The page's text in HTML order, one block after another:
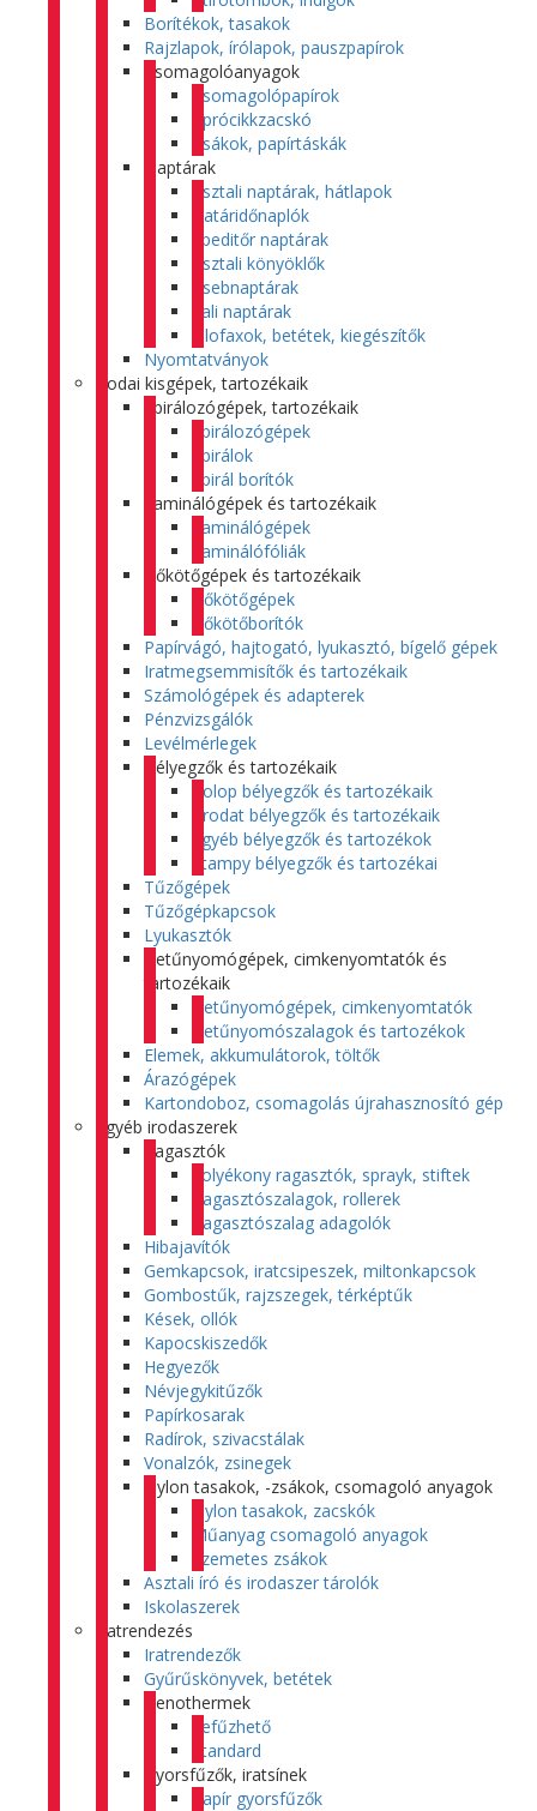
Borítékok, tasakok
Rajzlapok, írólapok, pauszpapírok
Csomagolóanyagok
Csomagolópapírok
Aprócikkzacskó
Zsákok, papírtáskák
Naptárak
Asztali naptárak, hátlapok
Határidőnaplók
Speditőr naptárak
Asztali könyöklők
Zsebnaptárak
Fali naptárak
Filofaxok, betétek, kiegészítők
Nyomtatványok
Irodai kisgépek, tartozékaik
Spirálozógépek, tartozékaik
Spirálozógépek
Spirálok
Spirál borítók
Laminálógépek és tartozékaik
Laminálógépek
Laminálófóliák
Hőkötőgépek és tartozékaik
Hőkötőgépek
Hőkötőborítók
Papírvágó, hajtogató, lyukasztó, bígelő gépek
Iratmegsemmisítők és tartozékaik
Számológépek és adapterek
Pénzvizsgálók
Levélmérlegek
Bélyegzők és tartozékaik
Colop bélyegzők és tartozékaik
Trodat bélyegzők és tartozékaik
Egyéb bélyegzők és tartozékok
Stampy bélyegzők és tartozékai
Tűzőgépek
Tűzőgépkapcsok
Lyukasztók
Betűnyomógépek, cimkenyomtatók és
tartozékaik
Betűnyomógépek, cimkenyomtatók
Betűnyomószalagok és tartozékok
Elemek, akkumulátorok, töltők
Árazógépek
Kartondoboz, csomagolás újrahasznosító gép
Egyéb irodaszerek
Ragasztók
Folyékony ragasztók, sprayk, stiftek
Ragasztószalagok, rollerek
Ragasztószalag adagolók
Hibajavítók
Gemkapcsok, iratcsipeszek, miltonkapcsok
Gombostűk, rajzszegek, térképtűk
Kések, ollók
Kapocskiszedők
Hegyezők
Névjegykitűzők
Papírkosarak
Radírok, szivacstálak
Vonalzók, zsinegek
Nylon tasakok, -zsákok, csomagoló anyagok
Nylon tasakok, zacskók
Műanyag csomagoló anyagok
Szemetes zsákok
Asztali író és irodaszer tárolók
Iskolaszerek
Iratrendezés
Iratrendezők
Gyűrűskönyvek, betétek
Genothermek
Lefűzhető
Standard
Gyorsfűzők, iratsínek
Papír gyorsfűzők